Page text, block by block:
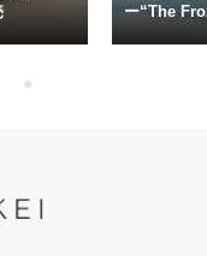
作品『雪風 YUKIKAZE』
ー“The